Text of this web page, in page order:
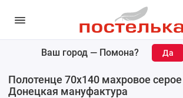
Ваш город — Помона?
Полотенце 70х140 махровое
Донецкая мануфактура